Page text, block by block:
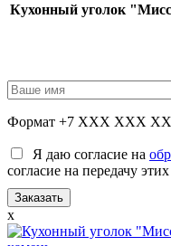
Кухонный уголок
Формат +7 XXX XXX
Я даю согласие на
согласие на передачу
x